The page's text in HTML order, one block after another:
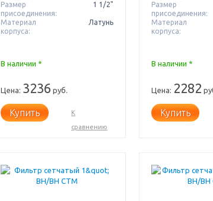
Размер
присоединения:
1 1/2"
Материал
корпуса:
Латунь
В наличии *
Цена: 3236 руб.
Купить
К
сравнению
Размер
присоединения:
Материал
корпуса:
В наличии *
Цена: 2282
Купить